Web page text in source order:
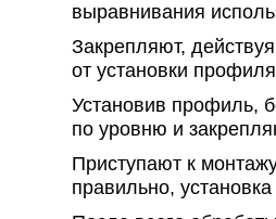
выравнивания
Закрепляют,
от установки
Установив профиль,
по уровню и
Приступают к
правильно,